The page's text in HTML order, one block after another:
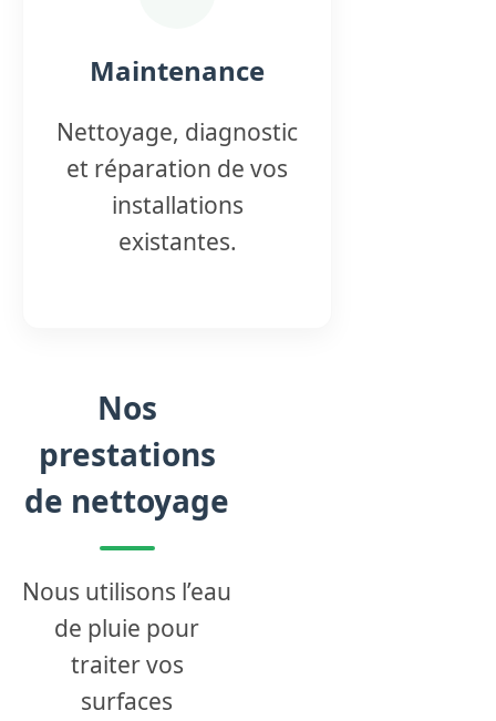
Maintenance
Nettoyage, diagnostic
et réparation de vos
installations
existantes.
Nos
prestations
de nettoyage
Nous utilisons l’eau
de pluie pour
traiter vos
surfaces